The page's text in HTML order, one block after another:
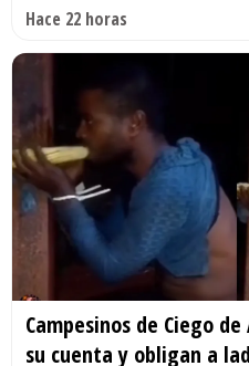
Hace 22 horas
Campesinos de Ciego
su cuenta y obligan a